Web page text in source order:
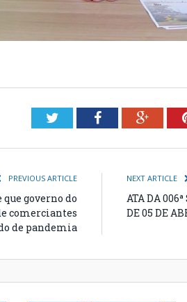
TwitterFacebook
PREVIOUS ARTICLE
governo do
comerciantes
de pandemia
NEXT ARTICLE
ATA DA
DE 05 DE